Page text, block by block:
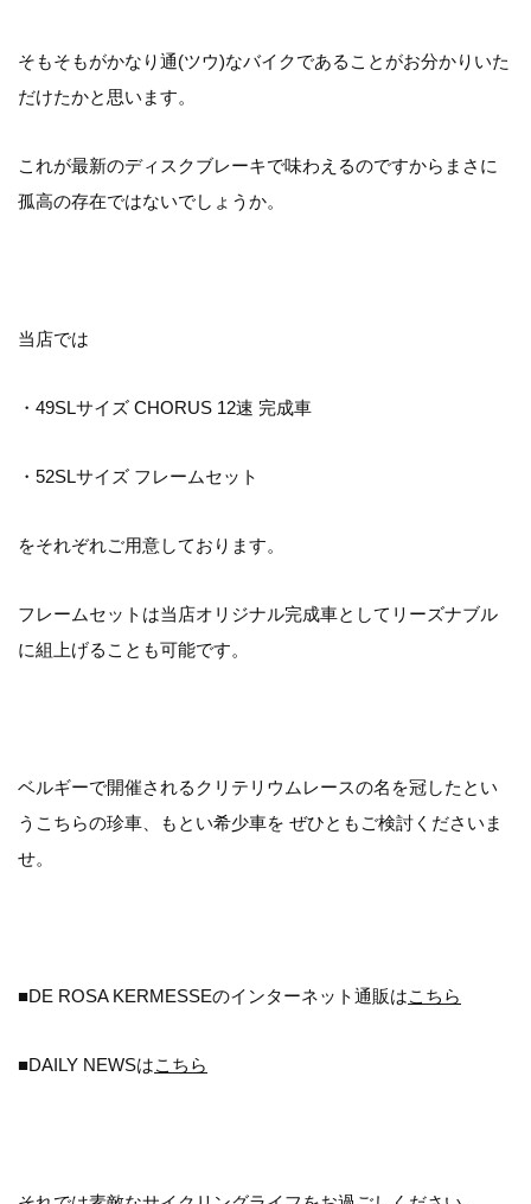
そもそもがかなり通(ツウ)なバイクであることがお分かりいた
だけたかと思います。
これが最新のディスクブレーキで味わえるのですからまさに
孤高の存在ではないでしょうか。
当店では
・49SLサイズ CHORUS 12速 完成車
・52SLサイズ フレームセット
をそれぞれご用意しております。
フレームセットは当店オリジナル完成車としてリーズナブル
に組上げることも可能です。
ベルギーで開催されるクリテリウムレースの名を冠したとい
うこちらの珍車、もとい希少車を ぜひともご検討くださいま
せ。
■DE ROSA KERMESSEのインターネット通販はこちら
■DAILY NEWSはこちら